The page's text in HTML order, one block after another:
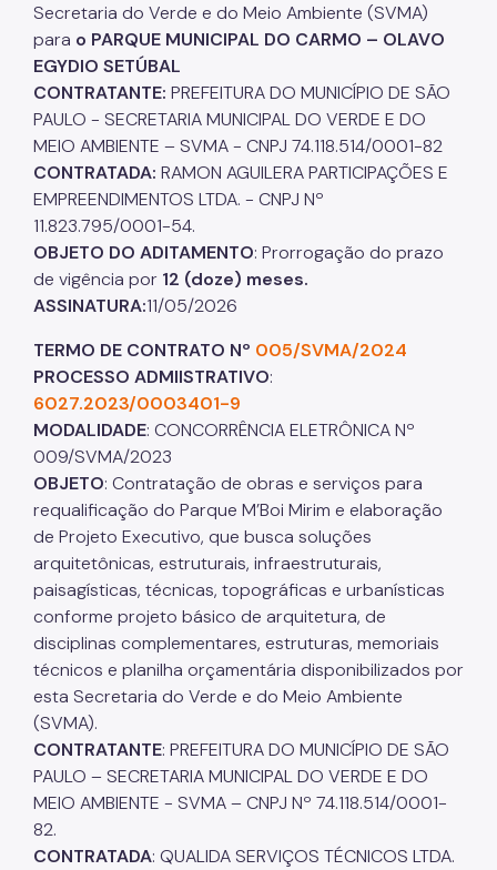
Secretaria do Verde e do Meio Ambiente (SVMA)
para o PARQUE MUNICIPAL DO CARMO – OLAVO
EGYDIO SETÚBAL
CONTRATANTE: PREFEITURA DO MUNICÍPIO DE SÃO
PAULO - SECRETARIA MUNICIPAL DO VERDE E DO
MEIO AMBIENTE – SVMA - CNPJ 74.118.514/0001-82
CONTRATADA: RAMON AGUILERA PARTICIPAÇÕES E
EMPREENDIMENTOS LTDA. - CNPJ Nº
11.823.795/0001-54.
OBJETO DO ADITAMENTO: Prorrogação do prazo
de vigência por 12 (doze) meses.
ASSINATURA:11/05/2026
TERMO DE CONTRATO Nº 005/SVMA/2024
PROCESSO ADMIISTRATIVO:
6027.2023/0003401-9
MODALIDADE: CONCORRÊNCIA ELETRÔNICA Nº
009/SVMA/2023
OBJETO: Contratação de obras e serviços para
requalificação do Parque M’Boi Mirim e elaboração
de Projeto Executivo, que busca soluções
arquitetônicas, estruturais, infraestruturais,
paisagísticas, técnicas, topográficas e urbanísticas
conforme projeto básico de arquitetura, de
disciplinas complementares, estruturas, memoriais
técnicos e planilha orçamentária disponibilizados por
esta Secretaria do Verde e do Meio Ambiente
(SVMA).
CONTRATANTE: PREFEITURA DO MUNICÍPIO DE SÃO
PAULO – SECRETARIA MUNICIPAL DO VERDE E DO
MEIO AMBIENTE - SVMA – CNPJ Nº 74.118.514/0001-
82.
CONTRATADA: QUALIDA SERVIÇOS TÉCNICOS LTDA.